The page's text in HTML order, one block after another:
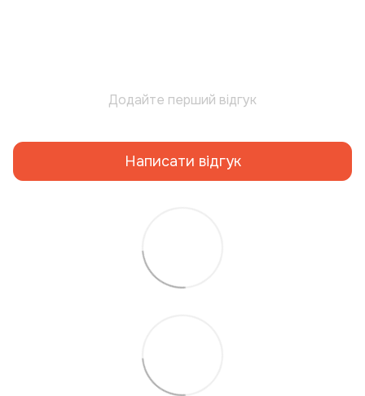
Додайте перший відгук
Написати відгук